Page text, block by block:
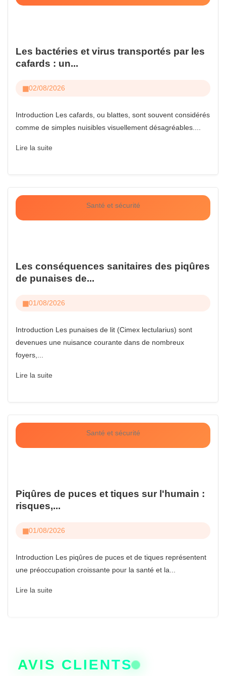
Les bactéries et virus transportés par les
cafards : un...
02/08/2026
Introduction Les cafards, ou blattes, sont souvent considérés
comme de simples nuisibles visuellement désagréables....
Lire la suite
Santé et sécurité
Les conséquences sanitaires des piqûres
de punaises de...
01/08/2026
Introduction Les punaises de lit (Cimex lectularius) sont
devenues une nuisance courante dans de nombreux
foyers,...
Lire la suite
Santé et sécurité
Piqûres de puces et tiques sur l'humain :
risques,...
01/08/2026
Introduction Les piqûres de puces et de tiques représentent
une préoccupation croissante pour la santé et la...
Lire la suite
AVIS CLIENTS